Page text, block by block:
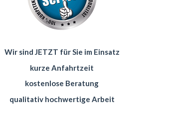
Wir sind JETZT für Sie im Einsatz
kurze Anfahrtzeit
kostenlose Beratung
qualitativ hochwertige Arbeit